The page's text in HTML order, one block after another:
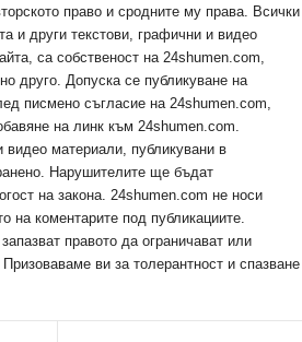
право и сродните му права. Всички
и други текстови, графични и видео
са собственост на 24shumen.com,
друго. Допуска се публикуване на
писмено съгласие на 24shumen.com,
на линк към 24shumen.com.
видео материали, публикувани в
Нарушителите ще бъдат
на закона. 24shumen.com не носи
на коментарите под публикациите.
правото да ограничават или
ви за толерантност и спазване